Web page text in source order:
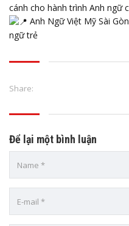
cánh cho hành trình Anh ngữ
Anh Ngữ Việt Mỹ Sài
ngữ trẻ
Share:
Để lại một bình luận